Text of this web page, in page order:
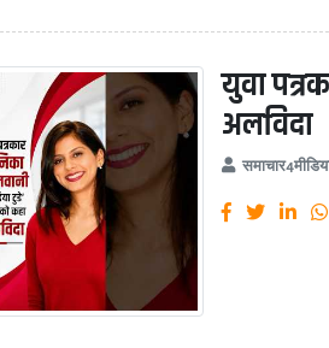
युवा
अलविदा